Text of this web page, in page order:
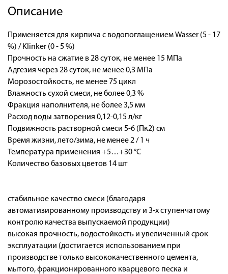
Описание
Применяется для кирпича с водопоглащением Wasser (5 - 17
%) / Klinker (0 - 5 %)
Прочность на сжатие в 28 суток, не менее 15 МПа
Адгезия через 28 суток, не менее 0,3 МПа
Морозостойкость, не менее 75 цикл
Влажность сухой смеси, не более 0,3 %
Фракция наполнителя, не более 3,5 мм
Расход воды затворения 0,12-0,15 л/кг
Подвижность растворной смеси 5-6 (Пк2) см
Время жизни, лето/зима, не менее 2 / 1 ч
Температура применения +5…+30 °С
Количество базовых цветов 14 шт
стабильное качество смеси (благодаря
автоматизированному производству и 3-х ступенчатому
контролю качества выпускаемой продукции)
высокая прочность, водостойкость и увеличенный срок
эксплуатации (достигается использованием при
производстве только высококачественного цемента,
мытого, фракционированного кварцевого песка и